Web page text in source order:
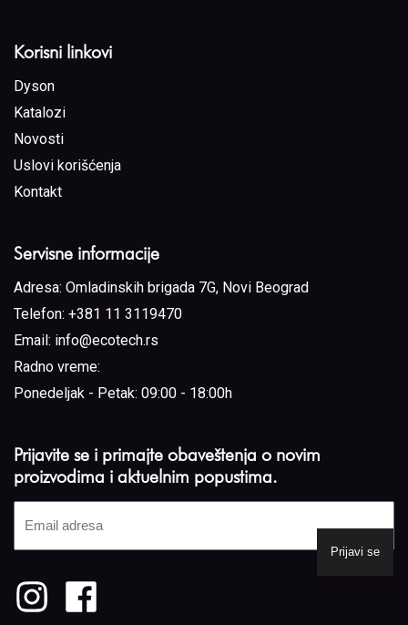
Korisni linkovi
Dyson
Katalozi
Novosti
Uslovi korišćenja
Kontakt
Servisne informacije
Adresa: Omladinskih brigada 7G, Novi Beograd
Telefon: +381 11 3119470
Email: info@ecotech.rs
Radno vreme:
Ponedeljak - Petak: 09:00 - 18:00h
Prijavite se i primajte obaveštenja o novim
proizvodima i aktuelnim popustima.
adresa